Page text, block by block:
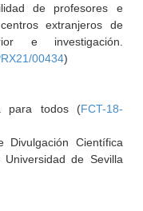
de profesores e
extranjeros de
e investigación.
00434)
para todos (FCT-18-
Divulgación Científica
de Sevilla